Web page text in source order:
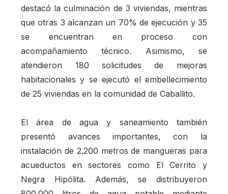
destacó la culminación de 3 viviendas, mientras
que otras 3 alcanzan un 70% de ejecución y 35
se encuentran en proceso con
acompañamiento técnico. Asimismo, se
atendieron 180 solicitudes de mejoras
habitacionales y se ejecutó el embellecimiento
de 25 viviendas en la comunidad de Caballito.
El área de agua y saneamiento también
presentó avances importantes, con la
instalación de 2.200 metros de mangueras para
acueductos en sectores como El Cerrito y
Negra Hipólita. Además, se distribuyeron